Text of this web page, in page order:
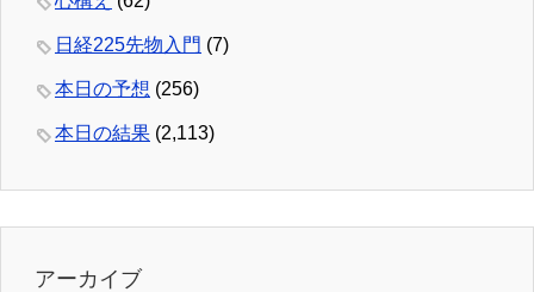
日経225先物入門 (7)
本日の予想 (256)
本日の結果 (2,113)
アーカイブ